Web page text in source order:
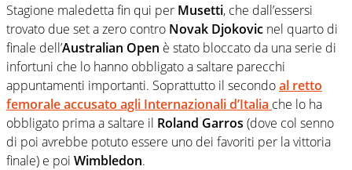
Stagione maledetta fin qui per Musetti, che dall’essersi
trovato due set a zero contro Novak Djokovic nel quarto di
finale dell’Australian Open è stato bloccato da una serie di
infortuni che lo hanno obbligato a saltare parecchi
appuntamenti importanti. Soprattutto il secondoal retto
femorale accusato agli Internazionali d’Italia che lo ha
obbligato prima a saltare il Roland Garros (dove col senno
di poi avrebbe potuto essere uno dei favoriti per la vittoria
finale) e poi Wimbledon.